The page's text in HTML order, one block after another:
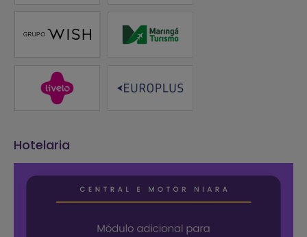
Hotelaria